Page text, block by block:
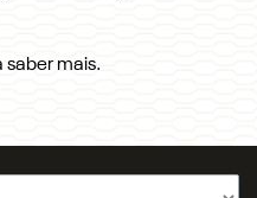
saber mais.